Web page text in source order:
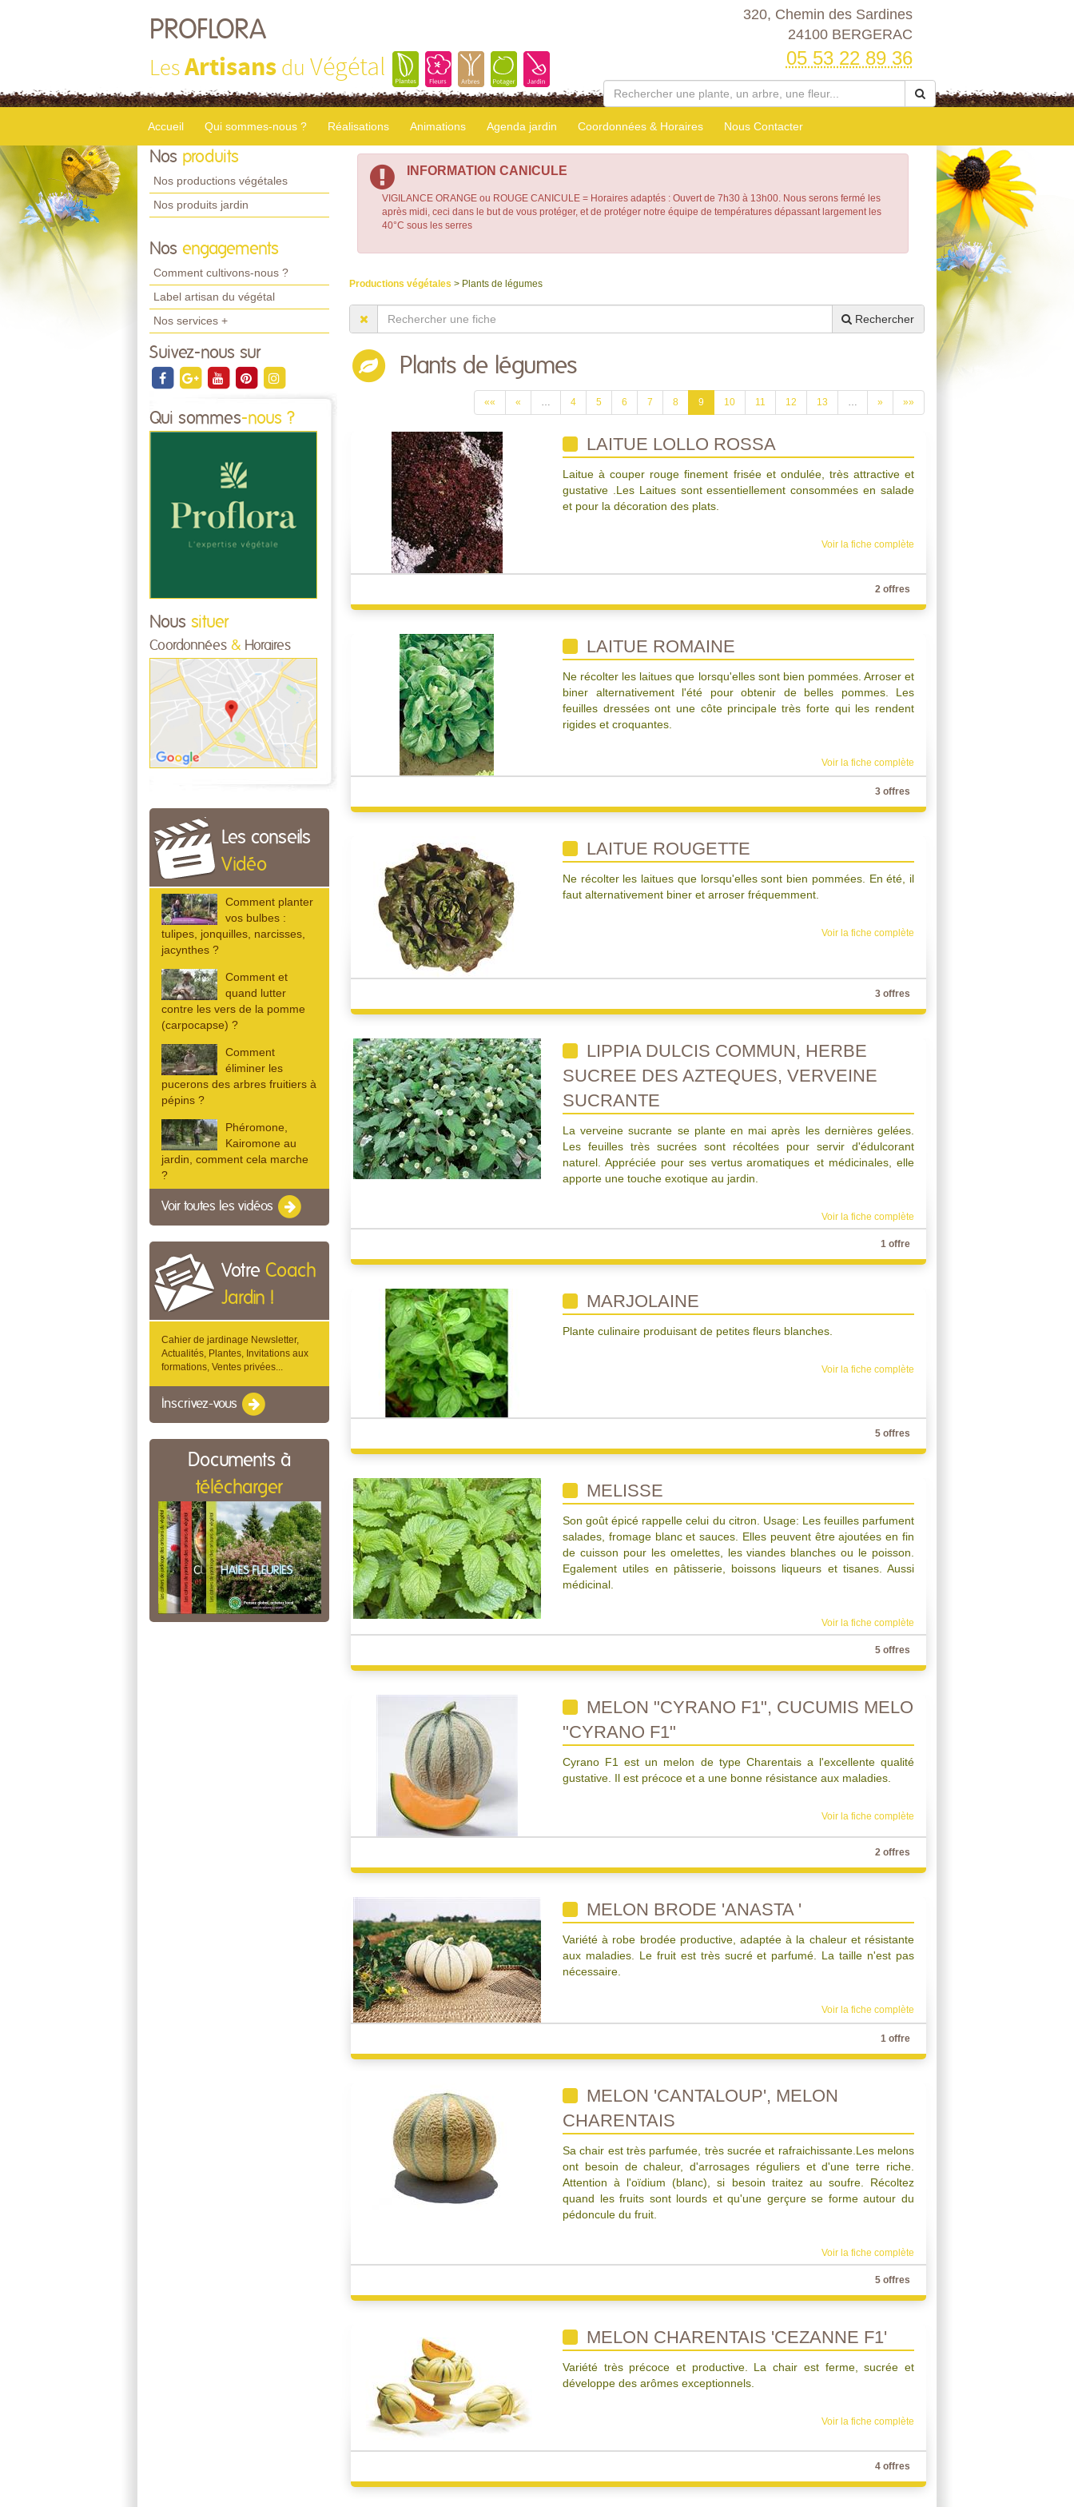
PROFLORA
LesArtisans du Végétal
320, Chemin des Sardines
24100 BERGERAC
05 53 22 89 36
Accueil Qui sommes-nous ? Réalisations Animations Agenda jardin Coordonnées & Horaires Nous Contacter
Nos produits
Nos productions végétales
Nos produits jardin
Nos engagements
Comment cultivons-nous ?
Label artisan du végétal
Nos services +
Suivez-nous sur
Qui sommes-nous ?
Nous situer
Coordonnées & Horaires
Les conseils
Vidéo
Comment planter
vos bulbes :
tulipes, jonquilles, narcisses,
jacynthes ?
Comment et
quand lutter
contre les vers de la pomme
(carpocapse) ?
Comment
éliminer les
pucerons des arbres fruitiers à
pépins ?
Phéromone,
Kairomone au
jardin, comment cela marche
?
Voir toutes les vidéos
Votre Coach
Jardin !
Cahier de jardinage Newsletter,
Actualités, Plantes, Invitations aux
formations, Ventes privées...
Inscrivez-vous
Documents à
télécharger
INFORMATION CANICULE
VIGILANCE ORANGE ou ROUGE CANICULE = Horaires adaptés : Ouvert de 7h30 à 13h00. Nous serons fermé les
après midi, ceci dans le but de vous protéger, et de protéger notre équipe de températures dépassant largement les
40°C sous les serres
Productions végétales > Plants de légumes
Rechercher
Plants de légumes
«« « … 4 5 6 7 8 9 10 11 12 13 … » »»
LAITUE LOLLO ROSSA
Laitue à couper rouge finement frisée et ondulée, très attractive et
gustative .Les Laitues sont essentiellement consommées en salade
et pour la décoration des plats.
Voir la fiche complète
2 offres
LAITUE ROMAINE
Ne récolter les laitues que lorsqu'elles sont bien pommées. Arroser et
biner alternativement l'été pour obtenir de belles pommes. Les
feuilles dressées ont une côte principale très forte qui les rendent
rigides et croquantes.
Voir la fiche complète
3 offres
LAITUE ROUGETTE
Ne récolter les laitues que lorsqu'elles sont bien pommées. En été, il
faut alternativement biner et arroser fréquemment.
Voir la fiche complète
3 offres
LIPPIA DULCIS COMMUN, HERBE
SUCREE DES AZTEQUES, VERVEINE
SUCRANTE
La verveine sucrante se plante en mai après les dernières gelées.
Les feuilles très sucrées sont récoltées pour servir d'édulcorant
naturel. Appréciée pour ses vertus aromatiques et médicinales, elle
apporte une touche exotique au jardin.
Voir la fiche complète
1 offre
MARJOLAINE
Plante culinaire produisant de petites fleurs blanches.
Voir la fiche complète
5 offres
MELISSE
Son goût épicé rappelle celui du citron. Usage: Les feuilles parfument
salades, fromage blanc et sauces. Elles peuvent être ajoutées en fin
de cuisson pour les omelettes, les viandes blanches ou le poisson.
Egalement utiles en pâtisserie, boissons liqueurs et tisanes. Aussi
médicinal.
Voir la fiche complète
5 offres
MELON "CYRANO F1", CUCUMIS MELO
"CYRANO F1"
Cyrano F1 est un melon de type Charentais a l'excellente qualité
gustative. Il est précoce et a une bonne résistance aux maladies.
Voir la fiche complète
2 offres
MELON BRODE 'ANASTA '
Variété à robe brodée productive, adaptée à la chaleur et résistante
aux maladies. Le fruit est très sucré et parfumé. La taille n'est pas
nécessaire.
Voir la fiche complète
1 offre
MELON 'CANTALOUP', MELON
CHARENTAIS
Sa chair est très parfumée, très sucrée et rafraichissante.Les melons
ont besoin de chaleur, d'arrosages réguliers et d'une terre riche.
Attention à l'oïdium (blanc), si besoin traitez au soufre. Récoltez
quand les fruits sont lourds et qu'une gerçure se forme autour du
pédoncule du fruit.
Voir la fiche complète
5 offres
MELON CHARENTAIS 'CEZANNE F1'
Variété très précoce et productive. La chair est ferme, sucrée et
développe des arômes exceptionnels.
Voir la fiche complète
4 offres